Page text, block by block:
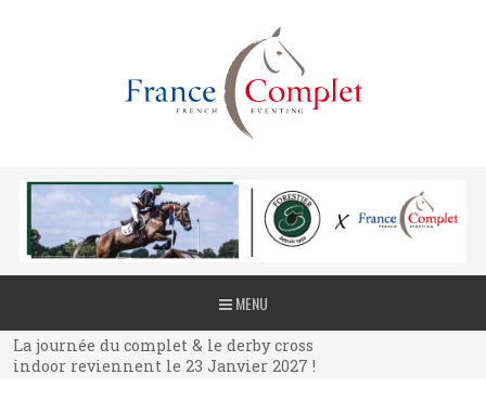
MENU
La journée du complet & le derby cross
indoor reviennent le 23 Janvier 2027 !
La journée du complet & le derby cross
indoor reviennent le 23 Janvier 2027 !